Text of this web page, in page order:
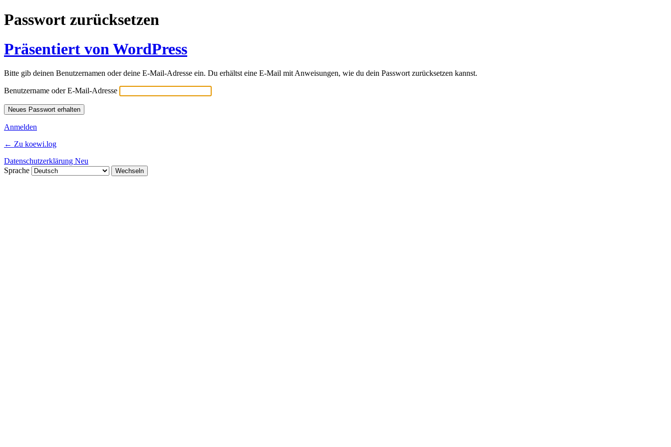
Passwort zurücksetzen
Präsentiert von WordPress
Bitte gib deinen Benutzernamen oder deine E-Mail-Adresse ein. Du erhältst eine E-Mail mit Anweisungen, wie du dein Passwort zurücksetzen kannst.
Benutzername oder E-Mail-Adresse
Anmelden
← Zu koewi.log
Datenschutzerklärung Neu
Sprache